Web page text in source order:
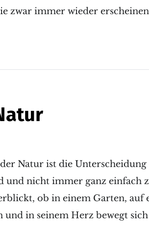
zwar immer wieder
Natur ist die Unterscheidung
nicht immer ganz einfach
ob in einem Garten, auf
in seinem Herz bewegt sich